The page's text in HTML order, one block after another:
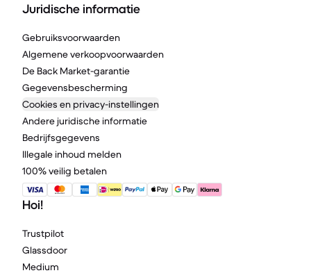
Juridische informatie
Gebruiksvoorwaarden
Algemene verkoopvoorwaarden
De Back Market-garantie
Gegevensbescherming
Cookies en privacy-instellingen
Andere juridische informatie
Bedrijfsgegevens
Illegale inhoud melden
100% veilig betalen
Hoi!
Trustpilot
Glassdoor
Medium